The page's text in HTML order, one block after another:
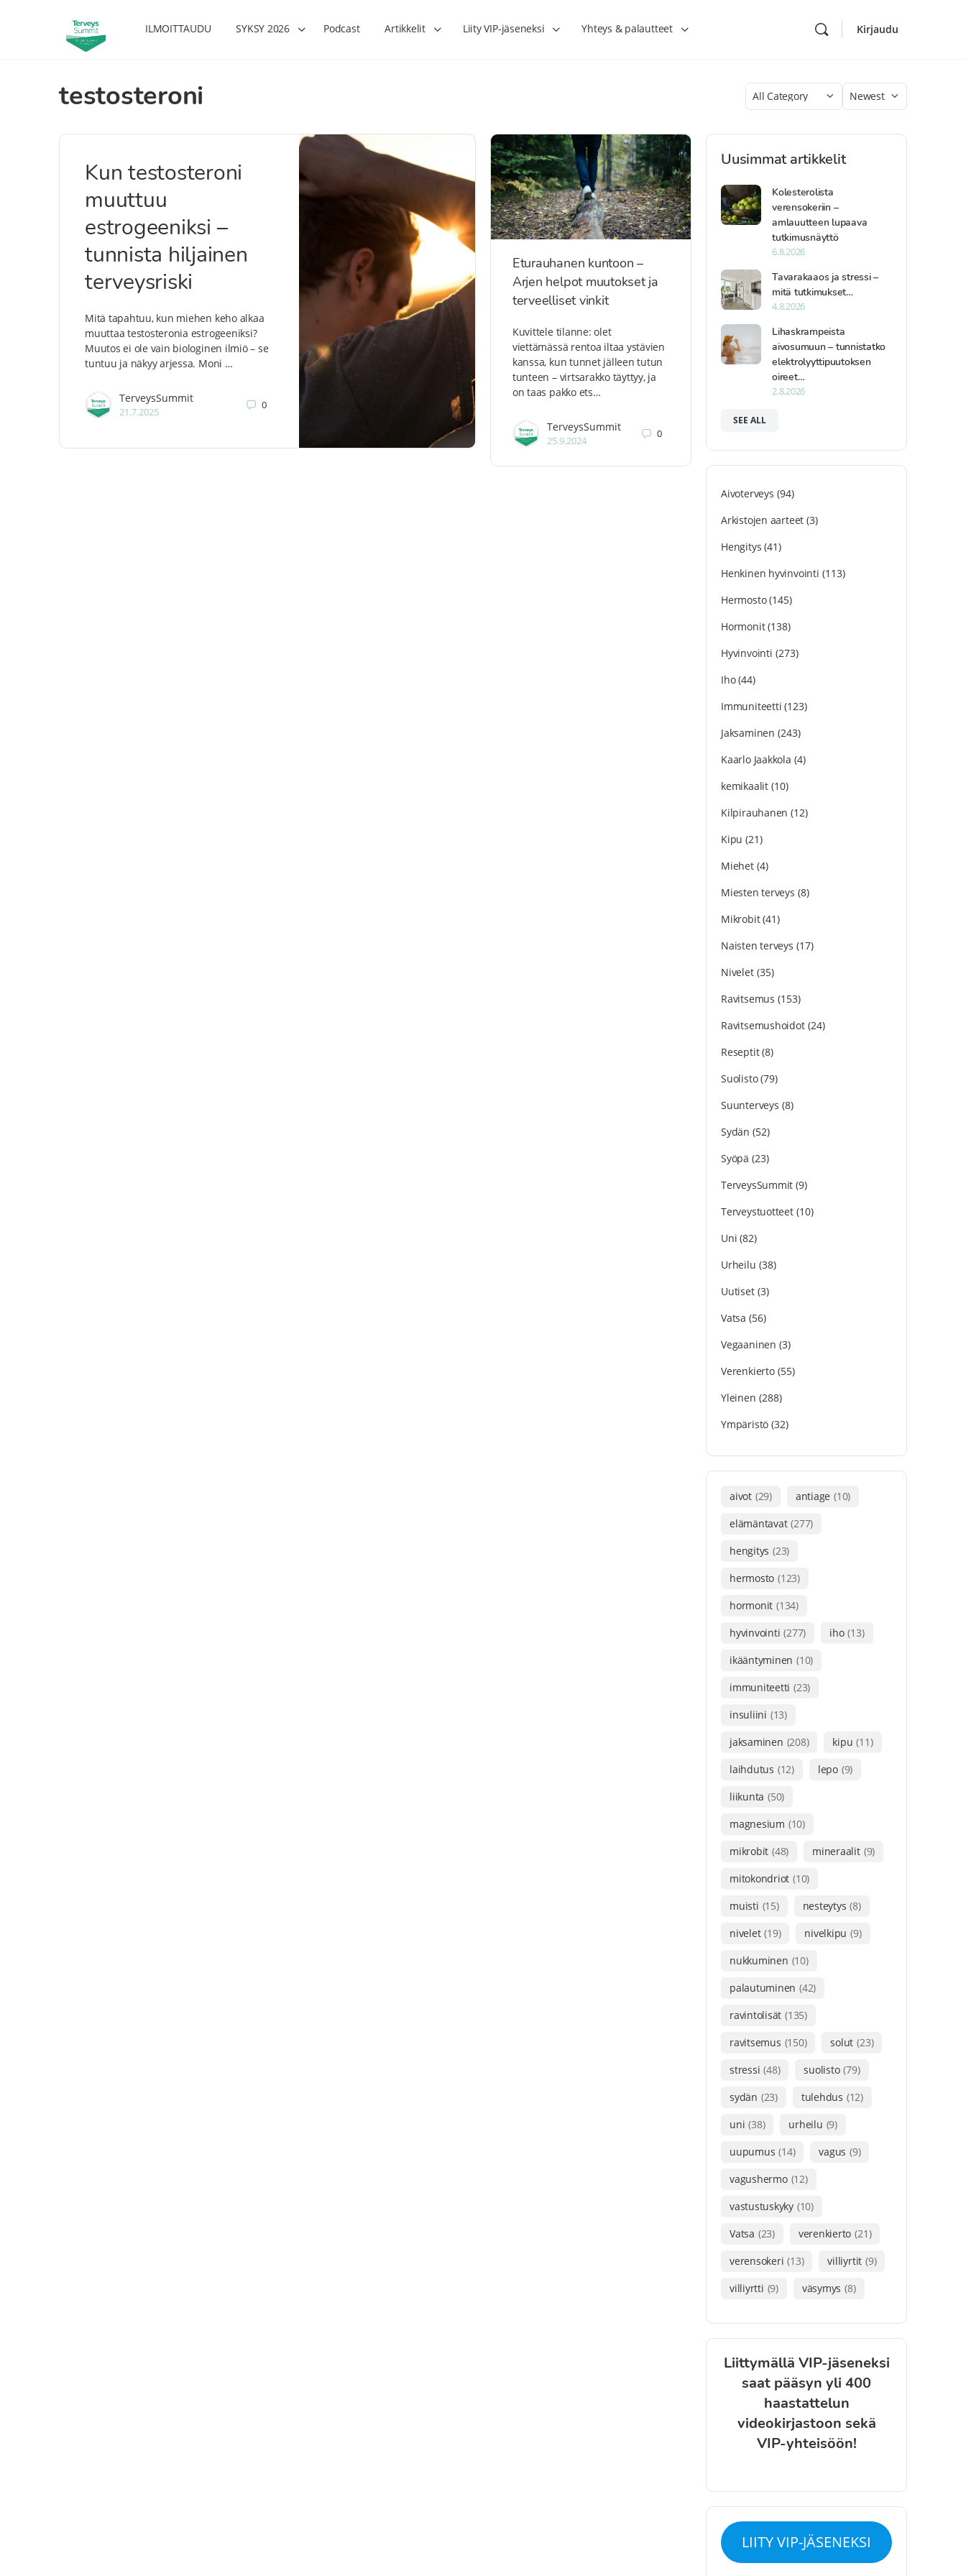
ILMOITTAUDU SYKSY 2026 Podcast Artikkelit Liity VIP-jäseneksi Yhteys & palautteet Kirjaudu
testosteroni Category
Sort
Kun testosteroni
muuttuu
estrogeeniksi –
tunnista hiljainen
terveysriski
Mitä tapahtuu, kun miehen keho alkaa
muuttaa testosteronia estrogeeniksi?
Muutos ei ole vain biologinen ilmiö – se
tuntuu ja näkyy arjessa. Moni …
TerveysSummit
21.7.2025
0
Eturauhanen kuntoon –
Arjen helpot muutokset ja
terveelliset vinkit
Kuvittele tilanne: olet
viettämässä rentoa iltaa ystävien
kanssa, kun tunnet jälleen tutun
tunteen – virtsarakko täyttyy, ja
on taas pakko ets…
TerveysSummit
25.9.2024
0
Uusimmat artikkelit
Kolesterolista
verensokeriin –
amlauutteen lupaava
tutkimusnäyttö
6.8.2026
Tavarakaaos ja stressi –
mitä tutkimukset…
4.8.2026
Lihaskrampeista
aivosumuun – tunnistatko
elektrolyyttipuutoksen
oireet…
2.8.2026
SEE ALL
Aivoterveys (94)
Arkistojen aarteet (3)
Hengitys (41)
Henkinen hyvinvointi (113)
Hermosto(145)
Hormonit(138)
Hyvinvointi (273)
Iho(44)
Immuniteetti (123)
Jaksaminen (243)
Kaarlo Jaakkola (4)
kemikaalit(10)
Kilpirauhanen (12)
Kipu (21)
Miehet(4)
Miesten terveys (8)
Mikrobit(41)
Naisten terveys (17)
Nivelet(35)
Ravitsemus (153)
Ravitsemushoidot(24)
Reseptit(8)
Suolisto(79)
Suunterveys (8)
Sydän (52)
Syöpä (23)
TerveysSummit (9)
Terveystuotteet(10)
Uni (82)
Urheilu (38)
Uutiset(3)
Vatsa (56)
Vegaaninen (3)
Verenkierto(55)
Yleinen (288)
Ympäristö (32)
aivot (29) antiage (10)
elämäntavat (277)
hengitys (23)
hermosto (123)
hormonit (134)
hyvinvointi (277) iho (13)
ikääntyminen (10)
immuniteetti (23)
insuliini (13)
jaksaminen (208) kipu (11)
laihdutus (12) lepo (9)
liikunta (50)
magnesium (10)
mikrobit (48) mineraalit (9)
mitokondriot (10)
muisti (15) nesteytys (8)
nivelet (19) nivelkipu (9)
nukkuminen (10)
palautuminen (42)
ravintolisät (135)
ravitsemus (150) solut (23)
stressi (48) suolisto (79)
sydän (23) tulehdus (12)
uni (38) urheilu (9)
uupumus (14) vagus (9)
vagushermo (12)
vastustuskyky (10)
Vatsa (23) verenkierto (21)
verensokeri (13) villiyrtit (9)
villiyrtti (9) väsymys (8)
Liittymällä VIP-jäseneksi
saat pääsyn yli 400
haastattelun
videokirjastoon sekä
VIP-yhteisöön!
LIITY VIP-JÄSENEKSI